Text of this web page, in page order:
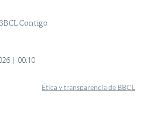
Contigo
| 00:10
Ética y transparencia de BBCL